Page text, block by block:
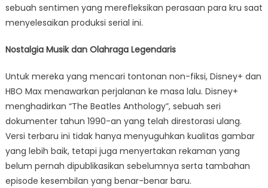
sebuah sentimen yang merefleksikan perasaan para kru saat
menyelesaikan produksi serial ini.
Nostalgia Musik dan Olahraga Legendaris
Untuk mereka yang mencari tontonan non-fiksi, Disney+ dan
HBO Max menawarkan perjalanan ke masa lalu. Disney+
menghadirkan “The Beatles Anthology”, sebuah seri
dokumenter tahun 1990-an yang telah direstorasi ulang.
Versi terbaru ini tidak hanya menyuguhkan kualitas gambar
yang lebih baik, tetapi juga menyertakan rekaman yang
belum pernah dipublikasikan sebelumnya serta tambahan
episode kesembilan yang benar-benar baru.